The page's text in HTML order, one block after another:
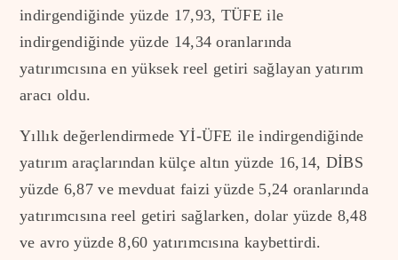
indirgendiğinde yüzde 17,93, TÜFE ile
indirgendiğinde yüzde 14,34 oranlarında
yatırımcısına en yüksek reel getiri sağlayan yatırım
aracı oldu.
Yıllık değerlendirmede Yİ-ÜFE ile indirgendiğinde
yatırım araçlarından külçe altın yüzde 16,14, DİBS
yüzde 6,87 ve mevduat faizi yüzde 5,24 oranlarında
yatırımcısına reel getiri sağlarken, dolar yüzde 8,48
ve avro yüzde 8,60 yatırımcısına kaybettirdi.